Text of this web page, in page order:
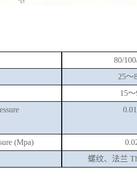
80/
25～
15
(Mpa)
螺纹、法兰